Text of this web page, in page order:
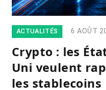
ACTUALITÉS 6 AOÛT
Crypto : les
Uni veulent
les stablecoins